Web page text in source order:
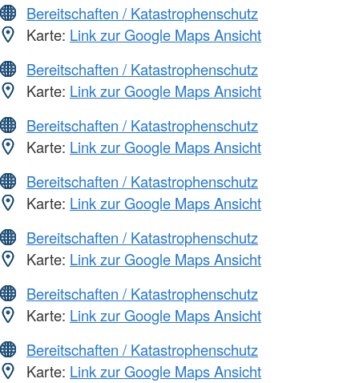
Bereitschaften / Katastrophenschutz
Karte: Link zur Google Maps Ansicht
Bereitschaften / Katastrophenschutz
Karte: Link zur Google Maps Ansicht
Bereitschaften / Katastrophenschutz
Karte: Link zur Google Maps Ansicht
Bereitschaften / Katastrophenschutz
Karte: Link zur Google Maps Ansicht
Bereitschaften / Katastrophenschutz
Karte: Link zur Google Maps Ansicht
Bereitschaften / Katastrophenschutz
Karte: Link zur Google Maps Ansicht
Bereitschaften / Katastrophenschutz
Karte: Link zur Google Maps Ansicht